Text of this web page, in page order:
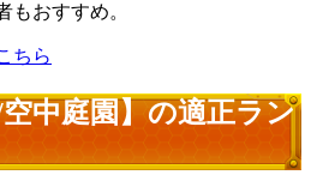
もおすすめ。
ちら
中庭園】の適正ラン